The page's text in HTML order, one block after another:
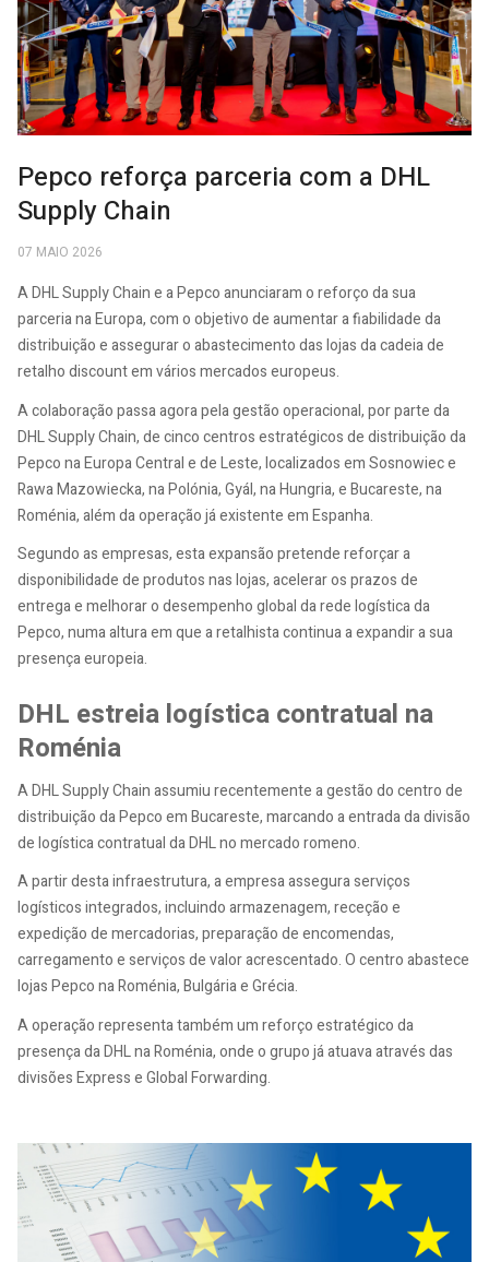
Pepco reforça parceria com a DHL
Supply Chain
07 MAIO 2026
A DHL Supply Chain e a Pepco anunciaram o reforço da sua
parceria na Europa, com o objetivo de aumentar a fiabilidade da
distribuição e assegurar o abastecimento das lojas da cadeia de
retalho discount em vários mercados europeus.
A colaboração passa agora pela gestão operacional, por parte da
DHL Supply Chain, de cinco centros estratégicos de distribuição da
Pepco na Europa Central e de Leste, localizados em Sosnowiec e
Rawa Mazowiecka, na Polónia, Gyál, na Hungria, e Bucareste, na
Roménia, além da operação já existente em Espanha.
Segundo as empresas, esta expansão pretende reforçar a
disponibilidade de produtos nas lojas, acelerar os prazos de
entrega e melhorar o desempenho global da rede logística da
Pepco, numa altura em que a retalhista continua a expandir a sua
presença europeia.
DHL estreia logística contratual na
Roménia
A DHL Supply Chain assumiu recentemente a gestão do centro de
distribuição da Pepco em Bucareste, marcando a entrada da divisão
de logística contratual da DHL no mercado romeno.
A partir desta infraestrutura, a empresa assegura serviços
logísticos integrados, incluindo armazenagem, receção e
expedição de mercadorias, preparação de encomendas,
carregamento e serviços de valor acrescentado. O centro abastece
lojas Pepco na Roménia, Bulgária e Grécia.
A operação representa também um reforço estratégico da
presença da DHL na Roménia, onde o grupo já atuava através das
divisões Express e Global Forwarding.